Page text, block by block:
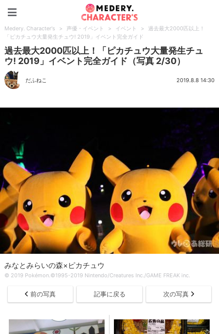
Medery. Character's > 声優・イベント > イベント >
過去最大2000匹以上！
「ピカチュウ大量発生チュウ! 2019」イベント完全ガイド
過去最大2000匹以上！「ピカチュウ大量発生チュ
ウ! 2019」イベント完全ガイド（写真 2/30）
だふねこ 2019.8.8 14:30
みなとみらいの森×ピカチュウ
© 2019 Pokémon.©1995-2019 Nintendo/Creatures Inc./GAME FREAK inc.
前の写真 記事に戻る 次の写真